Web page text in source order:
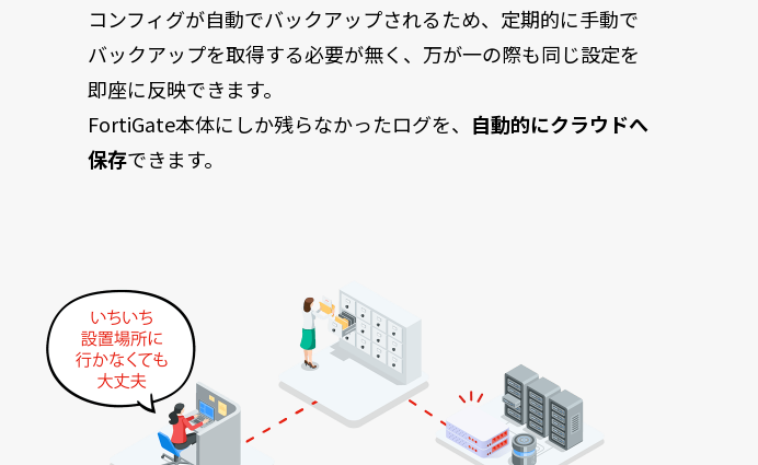
コンフィグが自動でバックアップされるため、定期的に手動で
バックアップを取得する必要が無く、万が一の際も同じ設定を
即座に反映できます。
FortiGate本体にしか残らなかったログを、 自動的にクラウドへ
保存できます。